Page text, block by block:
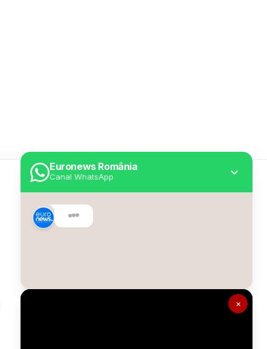
×
Euronews România
Canal WhatsApp
Despre Euronews